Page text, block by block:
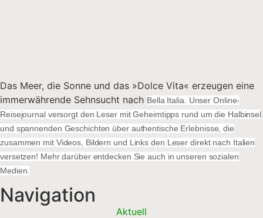
Das Meer, die Sonne und das »Dolce Vita« erzeugen eine
immerwährende Sehnsucht nach Bella Italia. Unser Online-
Reisejournal versorgt den Leser mit Geheimtipps rund um die Halbinsel
und spannenden Geschichten über authentische Erlebnisse, die
zusammen mit Videos, Bildern und Links den Leser direkt nach Italien
versetzen! Mehr darüber entdecken Sie auch in unseren sozialen
Medien.
Navigation
Aktuell